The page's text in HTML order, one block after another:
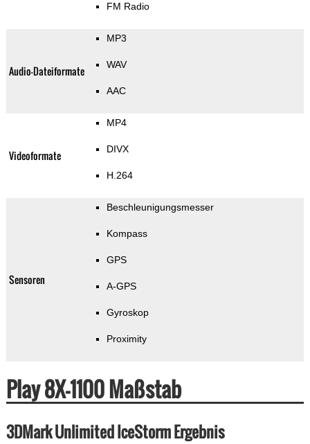
FM Radio
Audio-Dateiformate
MP3
WAV
AAC
Videoformate
MP4
DIVX
H.264
Sensoren
Beschleunigungsmesser
Kompass
GPS
A-GPS
Gyroskop
Proximity
Play 8X-1100 Maßstab
3DMark Unlimited IceStorm Ergebnis